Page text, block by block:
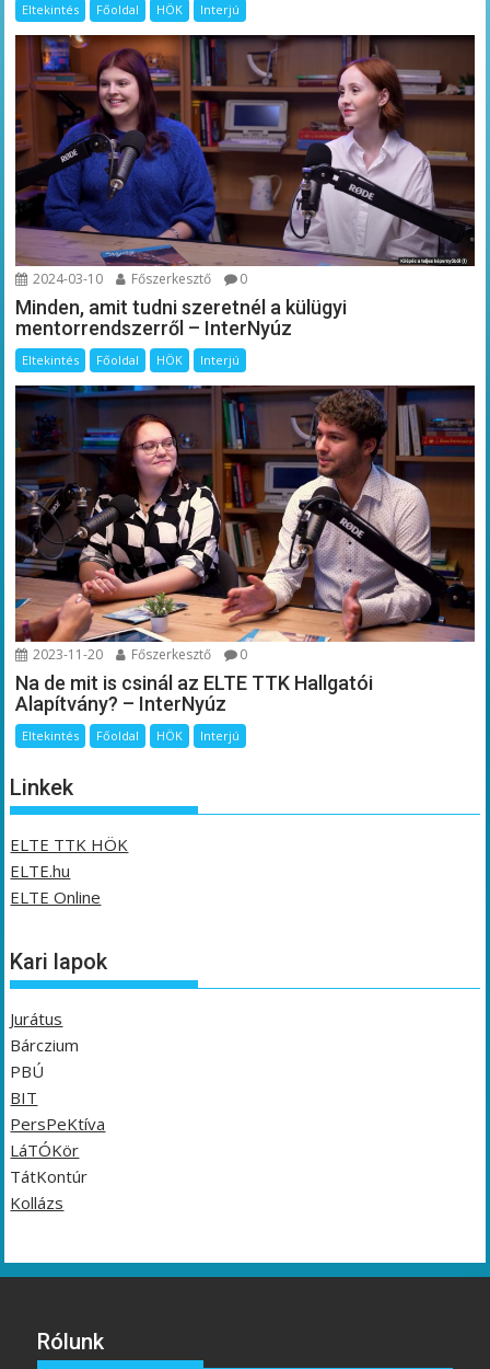
Eltekintés Főoldal HÖK Interjú
2024-03-10 Főszerkesztő 0
Minden, amit tudni szeretnél a külügyi
mentorrendszerről – InterNyúz
Eltekintés Főoldal HÖK Interjú
2023-11-20 Főszerkesztő 0
Na de mit is csinál az ELTE TTK Hallgatói
Alapítvány? – InterNyúz
Eltekintés Főoldal HÖK Interjú
Linkek
ELTE TTK HÖK
ELTE.hu
ELTE Online
Kari lapok
Jurátus
Bárczium
PBÚ
BIT
PersPeKtíva
LáTÓKör
TátKontúr
Kollázs
Rólunk